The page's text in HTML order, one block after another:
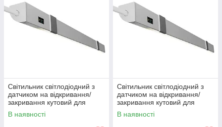
Світильник світлодіодний з
датчиком на відкривання/
закривання кутовий для
гардеробу 750мм 12V 4500К
LEDUA
В наявності
Світильник світлодіодний з
датчиком на відкривання/
закривання кутовий для
гардеробу 950мм 12V 4500К
LEDUA
В наявності